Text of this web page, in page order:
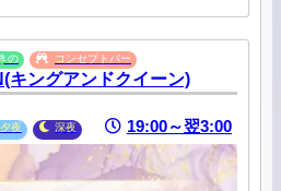
の コンセプトバー
キングアンドクイーン)
夕夜 深夜 19:00～翌3:00